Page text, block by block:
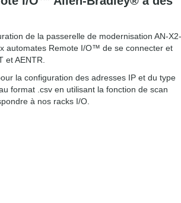
de la passerelle de modernisation AN-X2-
automates Remote I/O™ de se connecter et
AENTR.
la configuration des adresses IP et du type
format .csv en utilisant la fonction de scan
à nos racks I/O.